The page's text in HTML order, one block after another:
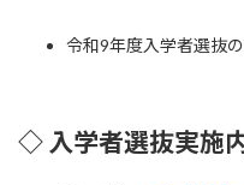
令和9年度入学者選抜
◇ 入学者選抜実施